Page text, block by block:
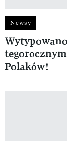
Newsy
Polaków!